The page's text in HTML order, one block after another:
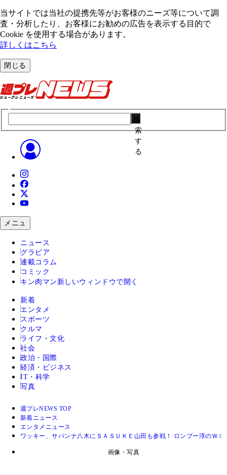
当サイトでは当社の提携先等がお客様のニーズ等について調
査・分析したり、お客様にお勧めの広告を表⽰する⽬的で
Cookie を使⽤する場合があります。
詳しくはこちら
閉じる
索
す
る
メニュ
ニュース
グラビア
連載コラム
コミック
キン肉マン 新しいウィンドウで開く
新着
エンタメ
スポーツ
クルマ
ライフ・文化
社会
政治・国際
経済・ビジネス
IT・科学
写真
週プレNEWS TOP
新着ニュース
エンタメニュース
ワッキー、サバンナ八木にＳＡＳＵＫＥ山田も参戦！ ロンブー淳のＷ
画像・写真